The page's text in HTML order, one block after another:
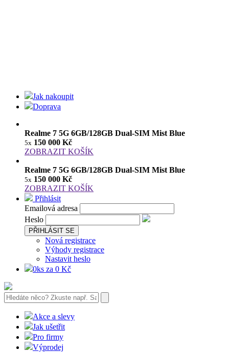
Jak nakoupit
Doprava
Realme 7 5G 6GB/128GB Dual-SIM Mist Blue
5x 150 000 Kč
ZOBRAZIT KOŠÍK
Realme 7 5G 6GB/128GB Dual-SIM Mist Blue
5x 150 000 Kč
ZOBRAZIT KOŠÍK
Přihlásit
Emailová adresa
Heslo
PŘIHLÁSIT SE
Nová registrace
Výhody registrace
Nastavit heslo
0ks za 0 Kč
Akce a slevy
Jak ušetřit
Pro firmy
Výprodej